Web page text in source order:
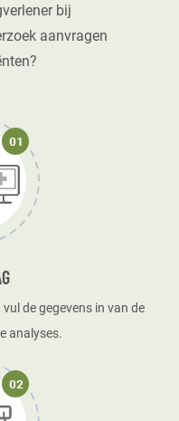
bij
aanvragen
de gegevens in van de
analyses.